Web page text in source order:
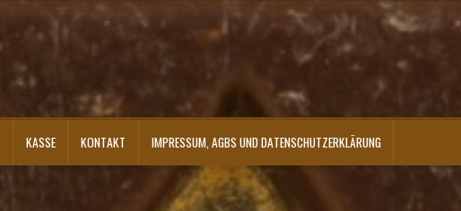
KASSE KONTAKT IMPRESSUM, AGBS UND DATENSCHUTZERKLÄRUNG
Versandarten Warenkorb Widerrufsbelehrung